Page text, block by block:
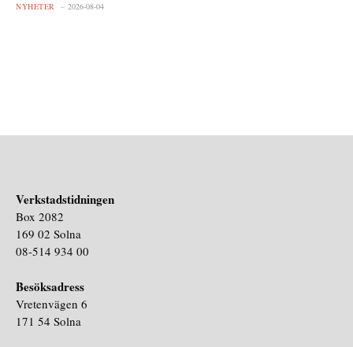
NYHETER 2026-08-04
Verkstadstidningen
Box 2082
169 02 Solna
08-514 934 00
Besöksadress
Vretenvägen 6
171 54 Solna